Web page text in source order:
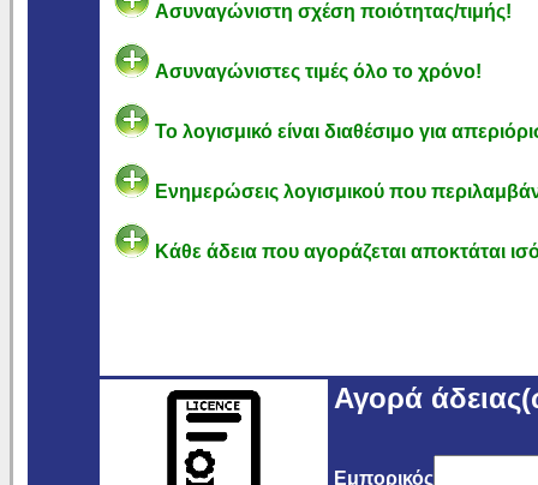
Ασυναγώνιστη σχέση ποιότητας/τιμής!
Ασυναγώνιστες τιμές όλο το χρόνο!
Το λογισμικό είναι διαθέσιμο για
Ενημερώσεις λογισμικού που
Κάθε άδεια που αγοράζεται αποκτάται
Αγορά
Εμπορικός